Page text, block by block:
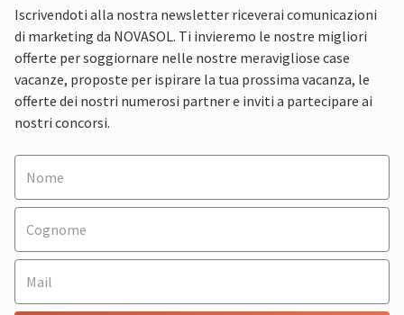
Iscrivendoti alla nostra newsletter riceverai comunicazioni
di marketing da NOVASOL. Ti invieremo le nostre migliori
offerte per soggiornare nelle nostre meravigliose case
vacanze, proposte per ispirare la tua prossima vacanza, le
offerte dei nostri numerosi partner e inviti a partecipare ai
nostri concorsi.